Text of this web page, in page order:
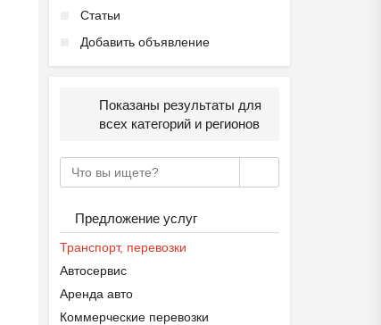
Статьи
Добавить объявление
Показаны результаты для
всех категорий и регионов
Предложение услуг
Транспорт, перевозки
Автосервис
Аренда авто
Коммерческие перевозки